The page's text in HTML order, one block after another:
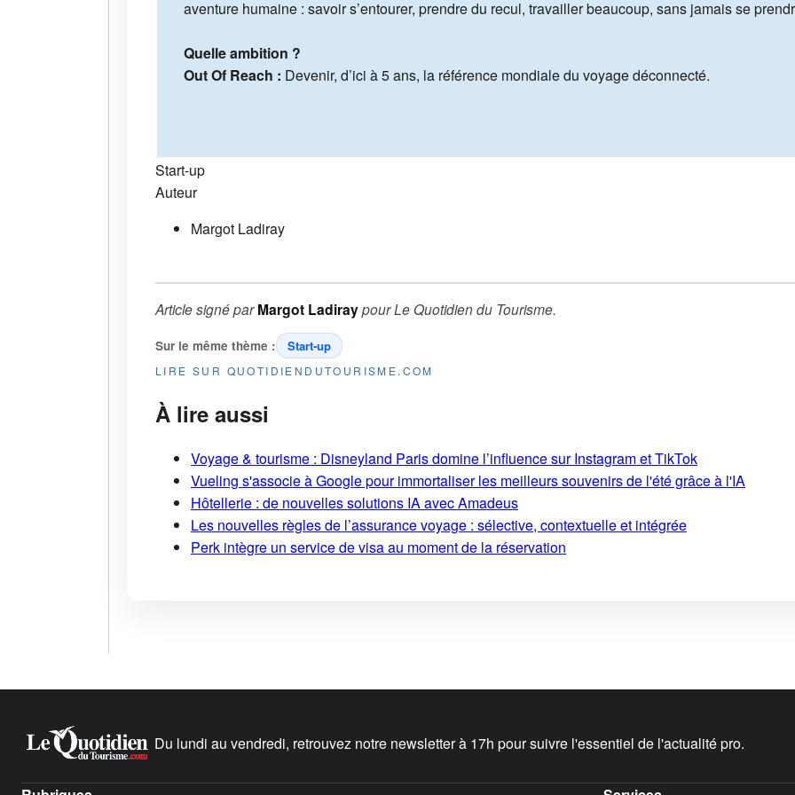
aventure humaine : savoir s’entourer, prendre du recul, travailler beaucoup, sans jamais se
Quelle ambition ?
Out Of Reach : Devenir, d’ici à 5 ans, la référence mondiale du voyage déconnecté.
Start-up
Auteur
Margot Ladiray
Article signé parMargot LadiraypourLe Quotidien du Tourisme.
Sur le même thème : Start-up
LIRE SUR QUOTIDIENDUTOURISME.COM
À lire aussi
Voyage & tourisme : Disneyland Paris domine l’influence sur Instagram et TikTok
Vueling s'associe à Google pour immortaliser les meilleurs souvenirs de l'été grâce à l'IA
Hôtellerie : de nouvelles solutions IA avec Amadeus
Les nouvelles règles de l’assurance voyage : sélective, contextuelle et intégrée
Perk intègre un service de visa au moment de la réservation
Du lundi au vendredi, retrouvez notre newsletter à 17h pour suivre l'essentiel de l'actualité pro.